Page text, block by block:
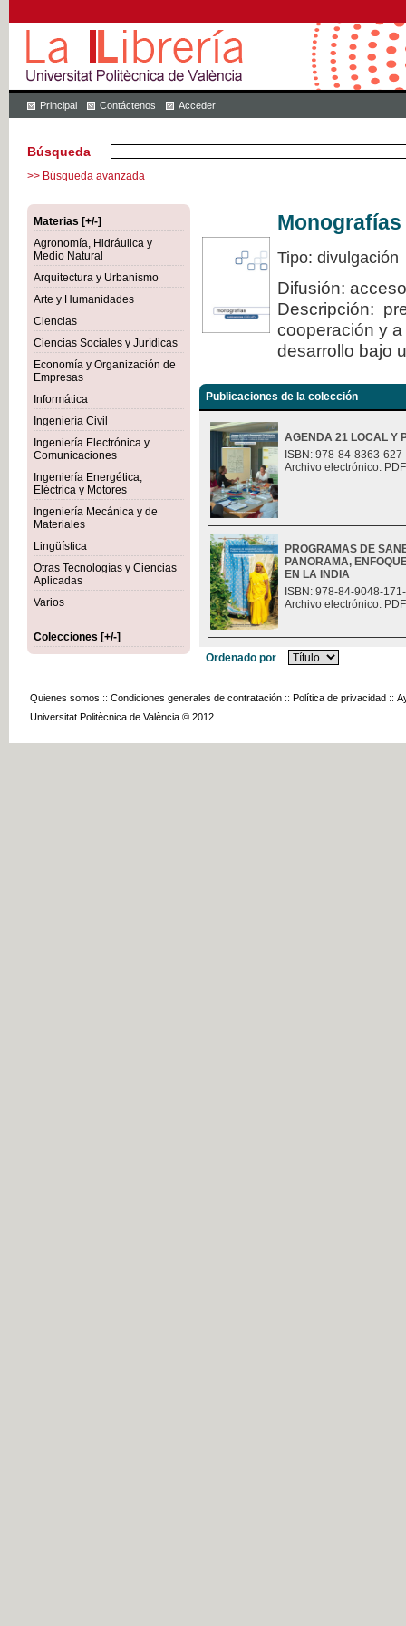
Principal Contáctenos Acceder
Búsqueda
>> Búsqueda avanzada
Materias [+/-]
Agronomía, Hidráulica y
Medio Natural
Arquitectura y Urbanismo
Arte y Humanidades
Ciencias
Ciencias Sociales y Jurídicas
Economía y Organización de
Empresas
Informática
Ingeniería Civil
Ingeniería Electrónica y
Comunicaciones
Ingeniería Energética,
Eléctrica y Motores
Ingeniería Mecánica y de
Materiales
Lingüística
Otras Tecnologías y Ciencias
Aplicadas
Varios
Colecciones [+/-]
Tipo: divulgación
Difusión:
Descripción:
cooperación y
desarrollo bajo
Publicaciones de la colección
AGENDA 21 LOCAL Y
ISBN: 978-84-8363-
Archivo electrónico.
PROGRAMAS DE
PANORAMA,
EN LA INDIA
ISBN: 978-84-9048-
Archivo electrónico.
Ordenado por
Quienes somos :: Condiciones generales de contratación :: Política de privacidad ::
Universitat Politècnica de València © 2012